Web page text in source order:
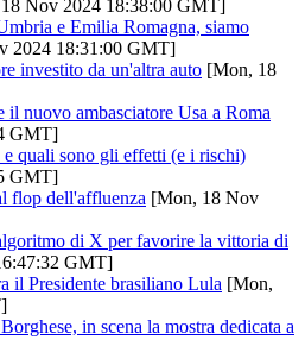
Nov 2024 18:38:00 GMT]
e Emilia Romagna, siamo
2024 18:31:00 GMT]
investito da un'altra auto [Mon, 18
nuovo ambasciatore Usa a Roma
GMT]
quali sono gli effetti (e i rischi)
GMT]
flop dell'affluenza [Mon, 18 Nov
di X per favorire la vittoria di
GMT]
il Presidente brasiliano Lula [Mon,
in scena la mostra dedicata a